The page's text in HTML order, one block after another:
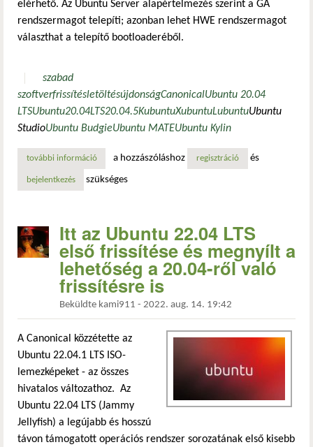
elérhető. Az Ubuntu Server alapértelmezés szerint a GA
rendszermagot telepíti; azonban lehet HWE rendszermagot
választhat a telepítő bootloaderéből.
szabad
szoftverfrissítésletöltésújdonságCanonicalUbuntu 20.04
LTSUbuntu20.04LTS20.04.5KubuntuXubuntuLubuntuUbuntu
StudioUbuntu BudgieUbuntu MATEUbuntu Kylin
további információitt az ubuntu 20.04 lts ötödik frissítése tartalommal
a hozzászóláshoz regisztráció és
bejelentkezés szükséges
Itt az Ubuntu 22.04 LTS
első frissítése és megnyílt a
lehetőség a 20.04-ről való
frissítésre is
Beküldte kami911 - 2022. aug. 14. 19:42
A Canonical közzétette az
Ubuntu 22.04.1 LTS ISO-
lemezképeket - az összes
hivatalos változathoz. Az
Ubuntu 22.04 LTS (Jammy
Jellyfish) a legújabb és hosszú
távon támogatott operációs rendszer sorozatának első kisebb